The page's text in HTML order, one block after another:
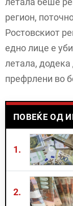
регион,
Ростовскиот
едно лице е
летала,
префрлени во
ПОВЕЌЕ ОД
1.
2.